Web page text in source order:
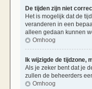
De tijden zijn niet
Het is mogelijk dat de
veranderen in een
alleen gedaan kunnen
Omhoog
Ik wijzigde de tijdzone,
Als je zeker bent dat je
zullen de beheerders
Omhoog